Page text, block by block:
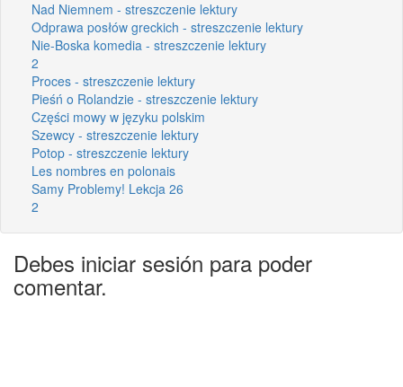
Nad Niemnem - streszczenie lektury
Odprawa posłów greckich - streszczenie lektury
Nie-Boska komedia - streszczenie lektury
2
Proces - streszczenie lektury
Pieśń o Rolandzie - streszczenie lektury
Części mowy w języku polskim
Szewcy - streszczenie lektury
Potop - streszczenie lektury
Les nombres en polonais
Samy Problemy! Lekcja 26
2
Debes iniciar sesión para poder
comentar.